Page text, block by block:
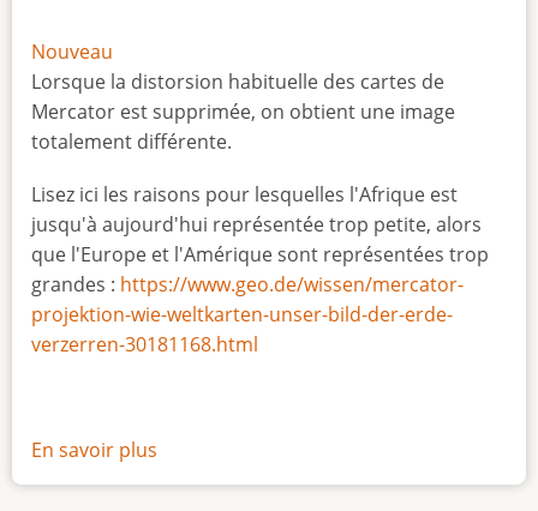
Nouveau
Lorsque la distorsion habituelle des cartes de
Mercator est supprimée, on obtient une image
totalement différente.
Lisez ici les raisons pour lesquelles l'Afrique est
jusqu'à aujourd'hui représentée trop petite, alors
que l'Europe et l'Amérique sont représentées trop
grandes : https://www.geo.de/wissen/mercator-
projektion-wie-weltkarten-unser-bild-der-erde-
verzerren-30181168.html
En savoir plus
La